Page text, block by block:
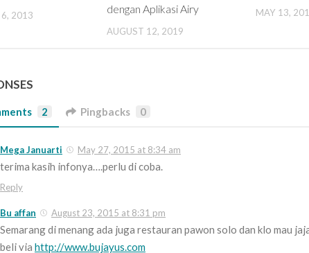
6, 2013
dengan Aplikasi Airy
AUGUST 12, 2019
MAY 13,
2 Pingbacks 0
Mega Januarti May 27, 2015 at 8:34 am
terima kasih infonya….perlu di coba.
Reply
Bu affan August 23, 2015 at 8:31 pm
Semarang di menang ada juga restauran pawon solo dan klo mau
beli via http://www.bujayus.com